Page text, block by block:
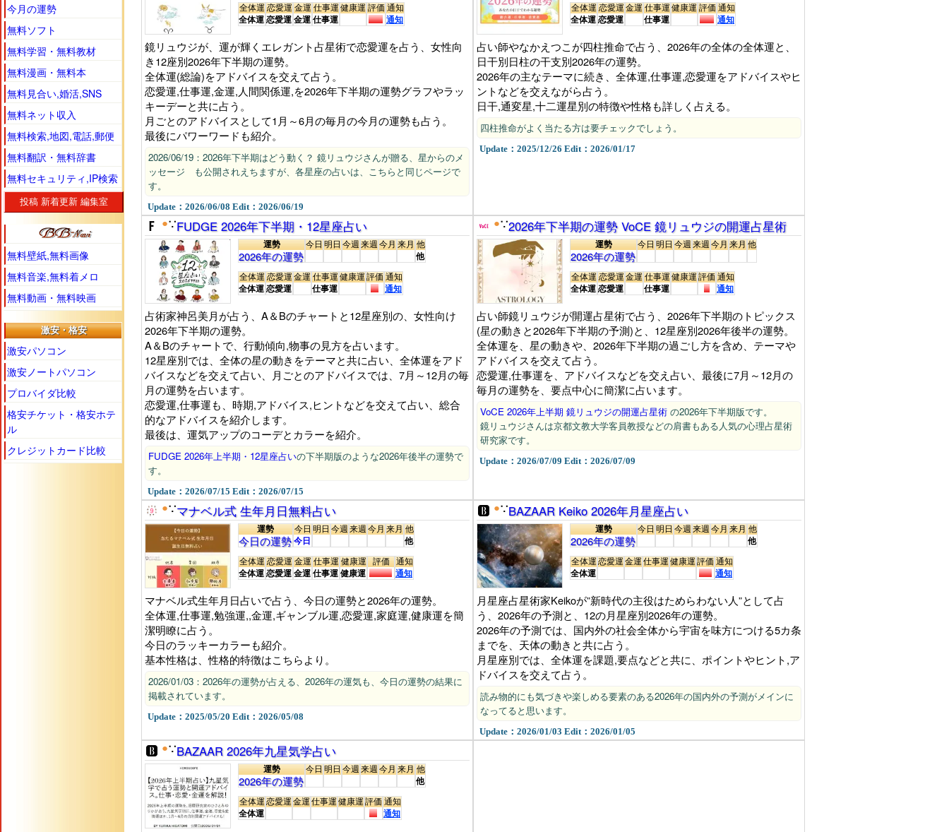
全体運
全体運
恋愛運
恋愛運
金運
金運
仕事運
仕事運
健康運評価 通知
通知
鏡リュウジが、運が輝くエレガント占星術で恋愛運を占う、女性向
き12座別2026年下半期の運勢。
全体運(総論)をアドバイスを交えて占う。
恋愛運,仕事運,金運,人間関係運,を2026年下半期の運勢グラフやラッ
キーデーと共に占う。
月ごとのアドバイスとして1月～6月の毎月の今月の運勢も占う。
最後にパワーワードも紹介。
2026/06/19：2026年下半期はどう動く？ 鏡リュウジさんが贈る、星からのメ
ッセージ も公開されえちますが、各星座の占いは、こちらと同じページで
す。
Update：2026/06/08 Edit：2026/06/19
全体運
全体運
恋愛運
恋愛運
金運仕事運
仕事運
健康運評価 通知
通知
占い師やなかえつこが四柱推命で占う、2026年の全体の全体運と、
日干別日柱の干支別2026年の運勢。
2026年の主なテーマに続き、全体運,仕事運,恋愛運をアドバイスやヒ
ントなどを交えながら占う。
日干,通変星,十二運星別の特徴や性格も詳しく占える。
四柱推命がよく当たる方は要チェックでしょう。
Update：2025/12/26 Edit：2026/01/17
●∵FUDGE 2026年下半期・12星座占い
運勢
2026年の運勢
今日明日今週来週今月来月他
他
全体運
全体運
恋愛運
恋愛運
金運仕事運
仕事運
健康運評価通知
通知
占術家神呂美月が占う、A＆Bのチャートと12星座別の、女性向け
2026年下半期の運勢。
A＆Bのチャートで、行動傾向,物事の見方を占います。
12星座別では、全体の星の動きをテーマと共に占い、全体運をアド
バイスなどを交えて占い、月ごとのアドバイスでは、7月～12月の毎
月の運勢を占います。
恋愛運,仕事運も、時期,アドバイス,ヒントなどを交えて占い、総合
的なアドバイスを紹介します。
最後は、運気アップのコーデとカラーを紹介。
FUDGE 2026年上半期・12星座占いの下半期版のような2026年後半の運勢で
す。
Update：2026/07/15 Edit：2026/07/15
●∵2026年下半期の運勢 VoCE 鏡リュウジの開運占星術
運勢
2026年の運勢
今日明日今週来週今月来月他
全体運
全体運
恋愛運
恋愛運
金運仕事運
仕事運
健康運評価通知
通知
占い師鏡リュウジが開運占星術で占う、2026年下半期のトピックス
(星の動きと2026年下半期の予測)と、12星座別2026年後半の運勢。
全体運を、星の動きや、2026年下半期の過ごし方を含め、テーマや
アドバイスを交えて占う。
恋愛運,仕事運を、アドバイスなどを交え占い、最後に7月～12月の
毎月の運勢を、要点中心に簡潔に占います。
VoCE 2026年上半期 鏡リュウジの開運占星術 の2026年下半期版です。
鏡リュウジさんは京都文教大学客員教授などの肩書もある人気の心理占星術
研究家です。
Update：2026/07/09 Edit：2026/07/09
●∵マナベル式 生年月日無料占い
運勢
今日の運勢
今日
今日
明日今週来週今月来月他
他
全体運
全体運
恋愛運
恋愛運
金運
金運
仕事運
仕事運
健康運
健康運
評価
通知
通知
マナベル式生年月日占いで占う、今日の運勢と2026年の運勢。
全体運,仕事運,勉強運,,金運,ギャンブル運,恋愛運,家庭運,健康運を簡
潔明瞭に占う。
今日のラッキーカラーも紹介。
基本性格は、性格的特徴はこちらより。
2026/01/03：2026年の運勢が占える、2026年の運気も、今日の運勢の結果に
掲載されています。
Update：2025/05/20 Edit：2026/05/08
●∵BAZAAR Keiko 2026年月星座占い
運勢
2026年の運勢
今日明日今週来週今月来月他
他
全体運
全体運
恋愛運金運仕事運健康運評価通知
通知
月星座占星術家Keikoが”新時代の主役はためらわない人”として占
う、2026年の予測と、12の月星座別2026年の運勢。
2026年の予測では、国内外の社会全体から宇宙を味方につける5カ条
までを、天体の動きと共に占う。
月星座別では、全体運を課題,要点などと共に、ポイントやヒント,ア
ドバイスを交えて占う。
読み物的にも気づきや楽しめる要素のある2026年の国内外の予測がメインに
なってると思います。
Update：2026/01/03 Edit：2026/01/05
●∵BAZAAR 2026年九星気学占い
運勢
2026年の運勢
今日明日今週来週今月来月他
他
全体運
全体運
恋愛運金運仕事運健康運評価通知
通知
今月の運勢
無料ソフト
無料学習・無料教材
無料漫画・無料本
無料見合い,婚活,SNS
無料ネット収入
無料検索,地図,電話,郵便
無料翻訳・無料辞書
無料セキュリティ,IP検索
投稿 新着更新 編集室
無料壁紙,無料画像
無料音楽,無料着メロ
無料動画・無料映画
激安・格安
激安パソコン
激安ノートパソコン
プロバイダ比較
格安チケット・格安ホテ
ル
クレジットカード比較